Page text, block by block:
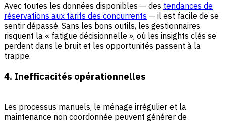
Avec toutes les données disponibles — des tendances de
réservations aux tarifs des concurrents — il est facile de se
sentir dépassé. Sans les bons outils, les gestionnaires
risquent la « fatigue décisionnelle », où les insights clés se
perdent dans le bruit et les opportunités passent à la
trappe.
4. Inefficacités opérationnelles
Les processus manuels, le ménage irrégulier et la
maintenance non coordonnée peuvent générer de